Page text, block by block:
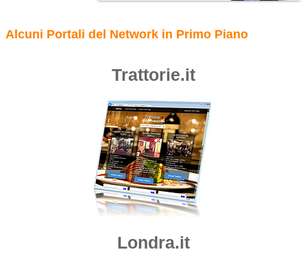
Alcuni Portali del Network in Primo Piano
Trattorie.it
Londra.it